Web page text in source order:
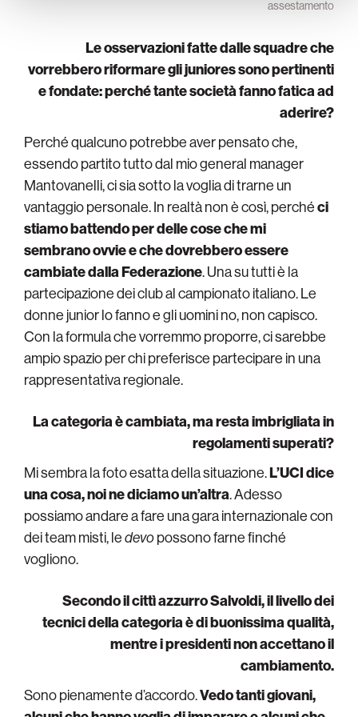
assestamento
Le osservazioni fatte dalle squadre che
vorrebbero riformare gli juniores sono pertinenti
e fondate: perché tante società fanno fatica ad
aderire?
Perché qualcuno potrebbe aver pensato che,
essendo partito tutto dal mio general manager
Mantovanelli, ci sia sotto la voglia di trarne un
vantaggio personale. In realtà non è così, perchéci
stiamo battendo per delle cose che mi
sembrano ovvie e che dovrebbero essere
cambiate dalla Federazione. Una su tutti è la
partecipazione dei club al campionato italiano. Le
donne junior lo fanno e gli uomini no, non capisco.
Con la formula che vorremmo proporre, ci sarebbe
ampio spazio per chi preferisce partecipare in una
rappresentativa regionale.
La categoria è cambiata, ma resta imbrigliata in
regolamenti superati?
Mi sembra la foto esatta della situazione.L’UCI dice
una cosa, noi ne diciamo un’altra. Adesso
possiamo andare a fare una gara internazionale con
dei team misti, ledevopossono farne finché
vogliono.
Secondo il cittì azzurro Salvoldi, il livello dei
tecnici della categoria è di buonissima qualità,
mentre i presidenti non accettano il
cambiamento.
Sono pienamente d’accordo.Vedo tanti giovani,